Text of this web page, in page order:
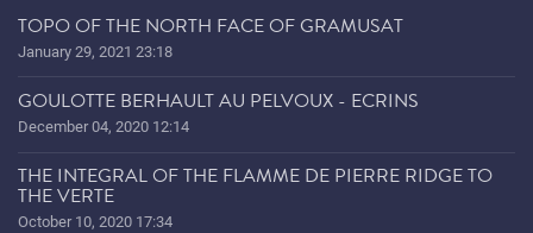
TOPO OF THE NORTH FACE OF GRAMUSAT
January 29, 2021 23:18
GOULOTTE BERHAULT AU PELVOUX - ECRINS
December 04, 2020 12:14
THE INTEGRAL OF THE FLAMME DE PIERRE RIDGE TO
THE VERTE
October 10, 2020 17:34